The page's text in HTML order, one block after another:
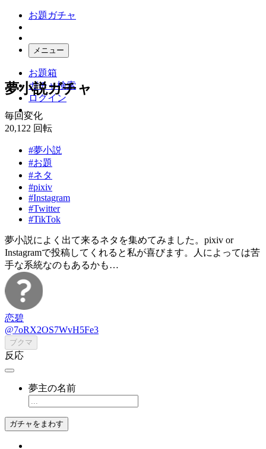
お題ガチャ
メニュー
お題箱
ガチャ検索
ログイン
夢小説ガチャ
毎回変化
20,122 回転
#夢小説
#お題
#ネタ
#pixiv
#Instagram
#Twitter
#TikTok
夢小説によく出て来るネタを集めてみました。pixiv or
Instagramで投稿してくれると私が喜びます。人によっては苦
手な系統なのもあるかも…
恋碧
@7oRX2OS7WvH5Fe3
ブクマ
反応
夢主の名前
ガチャをまわす